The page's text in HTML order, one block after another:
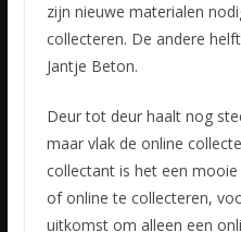
zijn nieuwe materialen
collecteren. De andere
Jantje Beton.
Deur tot deur haalt nog
maar vlak de online
collectant is het een
of online te collecteren,
uitkomst om alleen een